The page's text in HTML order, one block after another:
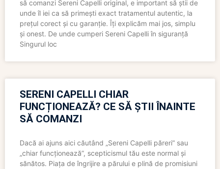
să comanzi Sereni Capelli original, e important să știi de
unde îl iei ca să primești exact tratamentul autentic, la
prețul corect și cu garanție. Îți explicăm mai jos, simplu
și onest. De unde cumperi Sereni Capelli în siguranță
Singurul loc
SERENI CAPELLI CHIAR
FUNCȚIONEAZĂ? CE SĂ ȘTII ÎNAINTE
SĂ COMANZI
Dacă ai ajuns aici căutând „Sereni Capelli păreri” sau
„chiar funcționează”, scepticismul tău este normal și
sănătos. Piața de îngrijire a părului e plină de promisiuni